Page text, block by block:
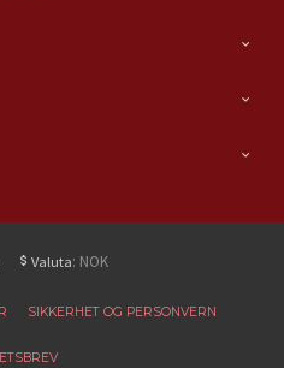
Valuta: NOK
SIKKERHET OG PERSONVERN